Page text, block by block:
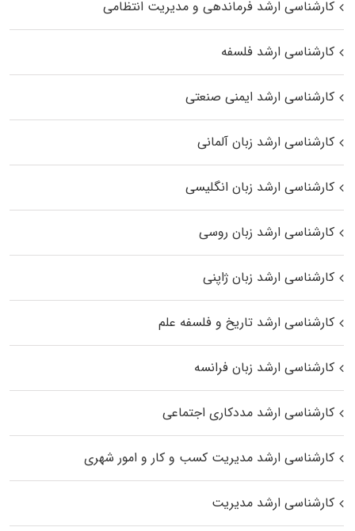
کارشناسی ارشد فرماندهی و مدیریت انتظامی
کارشناسی ارشد فلسفه
کارشناسی ارشد ایمنی صنعتی
کارشناسی ارشد زبان آلمانی
کارشناسی ارشد زبان انگلیسی
کارشناسی ارشد زبان روسی
کارشناسی ارشد زبان ژاپنی
کارشناسی ارشد تاریخ و فلسفه علم
کارشناسی ارشد زبان فرانسه
کارشناسی ارشد مددکاری اجتماعی
کارشناسی ارشد مدیریت کسب و کار و امور شهری
کارشناسی ارشد مدیریت